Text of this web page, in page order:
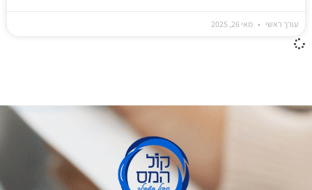
עורך ראשי מאי 26, 2025